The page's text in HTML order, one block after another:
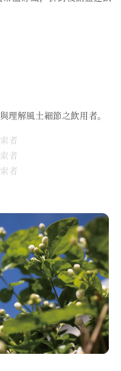
理解風土細節之飲用者。
者
者
者